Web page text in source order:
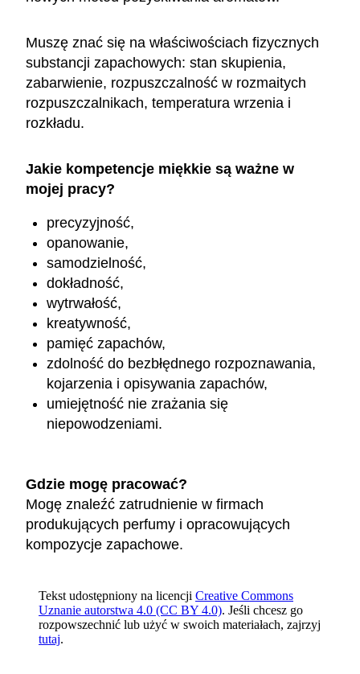
Muszę znać się na właściwościach fizycznych
substancji zapachowych: stan skupienia,
zabarwienie, rozpuszczalność w rozmaitych
rozpuszczalnikach, temperatura wrzenia i
rozkładu.
Jakie kompetencje miękkie są ważne w
mojej pracy?
precyzyjność,
opanowanie,
samodzielność,
dokładność,
wytrwałość,
kreatywność,
pamięć zapachów,
zdolność do bezbłędnego rozpoznawania,
kojarzenia i opisywania zapachów,
umiejętność nie zrażania się
niepowodzeniami.
Gdzie mogę pracować?
Mogę znaleźć zatrudnienie w firmach
produkujących perfumy i opracowujących
kompozycje zapachowe.
Tekst udostępniony na licencji Creative Commons
Uznanie autorstwa 4.0 (CC BY 4.0). Jeśli chcesz go
rozpowszechnić lub użyć w swoich materiałach, zajrzyj
tutaj.